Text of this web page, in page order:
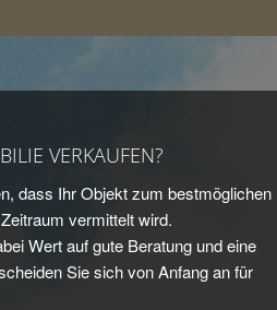
VERKAUFEN?
dass Ihr Objekt zum bestmöglichen
vermittelt wird.
Wert auf gute Beratung und eine
Sie sich von Anfang an für